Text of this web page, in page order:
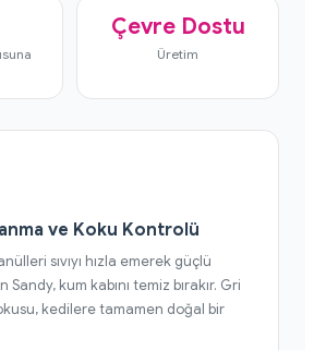
Çevre Dostu
Üretim
ve Koku Kontrolü
sıvıyı hızla emerek güçlü
kum kabını temiz bırakır. Gri
kedilere tamamen doğal bir